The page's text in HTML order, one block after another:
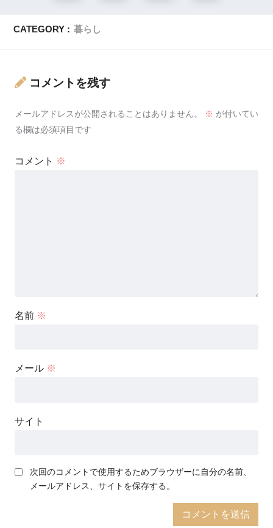
CATEGORY : 暮らし
コメントを残す
メールアドレスが公開されることはありません。 ※ が付いてい
る欄は必須項目です
コメント ※
名前 ※
メール ※
サイト
次回のコメントで使用するためブラウザーに自分の名前、
メールアドレス、サイトを保存する。